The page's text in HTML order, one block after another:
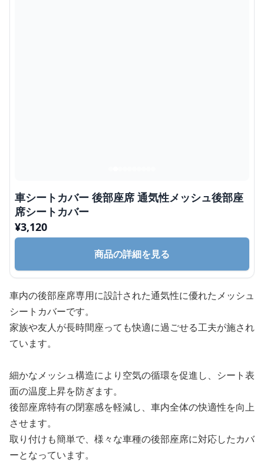
車シートカバー 後部座席 通気性メッシュ後部座
席シートカバー
¥3,120
商品の詳細を見る
車内の後部座席専用に設計された通気性に優れたメッシュ
シートカバーです。
家族や友人が長時間座っても快適に過ごせる工夫が施され
ています。
細かなメッシュ構造により空気の循環を促進し、シート表
面の温度上昇を防ぎます。
後部座席特有の閉塞感を軽減し、車内全体の快適性を向上
させます。
取り付けも簡単で、様々な車種の後部座席に対応したカバ
ーとなっています。